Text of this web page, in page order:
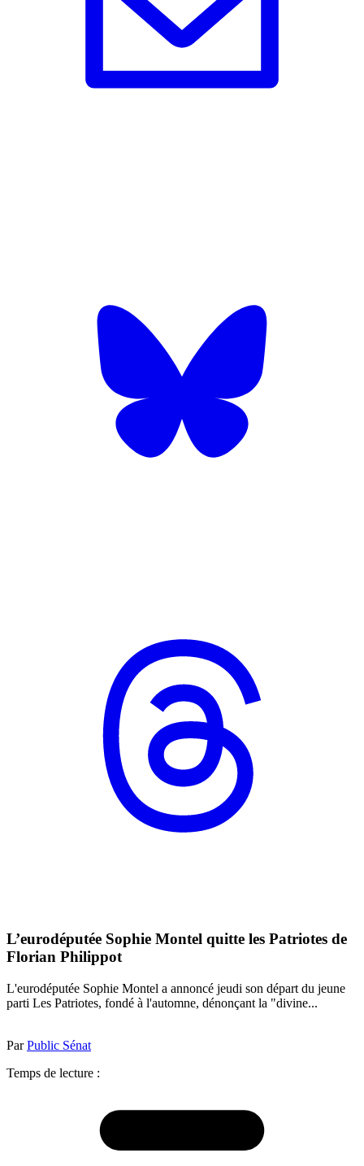
L’eurodéputée Sophie Montel quitte les Patriotes de
Florian Philippot
L'eurodéputée Sophie Montel a annoncé jeudi son départ du jeune
parti Les Patriotes, fondé à l'automne, dénonçant la "divine...
ParPublic Sénat
Temps de lecture :